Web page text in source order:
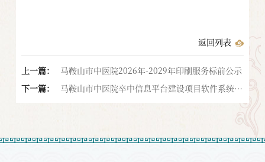
返回列表
上一篇：
马鞍山市中医院2026年-2029年印刷服务标前公示
下一篇：
马鞍山市中医院卒中信息平台建设项目软件系统方
案征集公告